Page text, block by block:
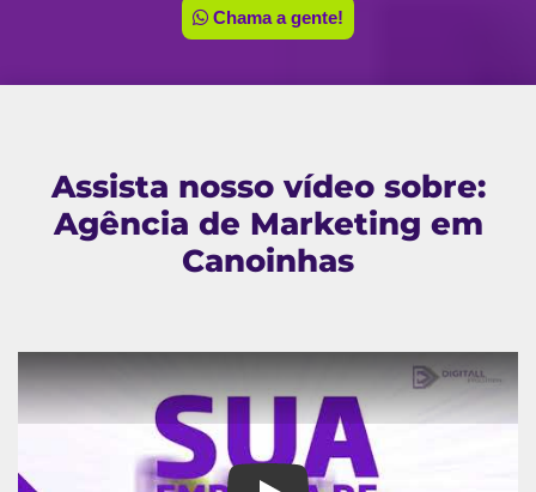
Chama a gente!
Assista nosso vídeo sobre:
Agência de Marketing em
Canoinhas